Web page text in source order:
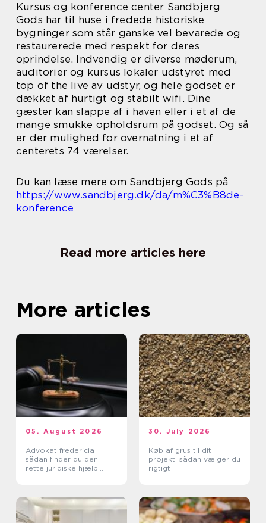
Kursus og konference center Sandbjerg
Gods har til huse i fredede historiske
bygninger som står ganske vel bevarede og
restaurerede med respekt for deres
oprindelse. Indvendig er diverse møderum,
auditorier og kursus lokaler udstyret med
top of the live av udstyr, og hele godset er
dækket af hurtigt og stabilt wifi. Dine
gæster kan slappe af i haven eller i et af de
mange smukke opholdsrum på godset. Og så
er der mulighed for overnatning i et af
centerets 74 værelser.
Du kan læse mere om Sandbjerg Gods på
https://www.sandbjerg.dk/da/m%C3%B8de-
konference
Read more articles here
More articles
05. August 2026
Advokat fredericia
sådan finder du den
rette juridiske hjælp
30. July 2026
Køb af grus til dit
projekt: sådan vælger du
rigtigt